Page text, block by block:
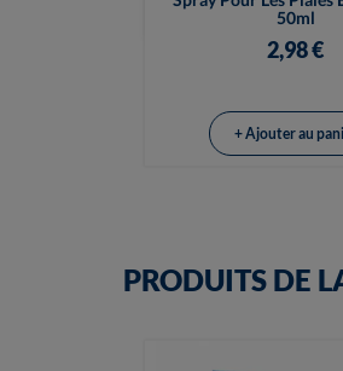
50ml
2,98 €
+ Ajouter au
PRODUITS DE